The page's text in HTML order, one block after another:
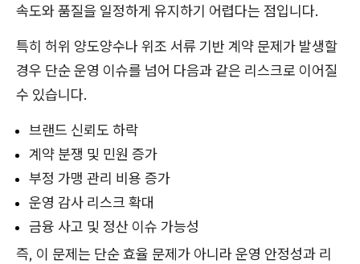
속도와 품질을 일정하게 유지하기 어렵다는 점입니다.
특히 허위 양도양수나 위조 서류 기반 계약 문제가 발생할
경우 단순 운영 이슈를 넘어 다음과 같은 리스크로 이어질
수 있습니다.
브랜드 신뢰도 하락
계약 분쟁 및 민원 증가
부정 가맹 관리 비용 증가
운영 감사 리스크 확대
금융 사고 및 정산 이슈 가능성
즉, 이 문제는 단순 효율 문제가 아니라 운영 안정성과 리